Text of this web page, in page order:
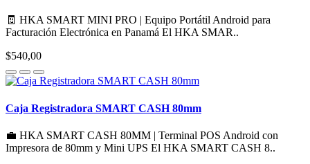
🧾 HKA SMART MINI PRO | Equipo Portátil Android para
Facturación Electrónica en Panamá El HKA SMAR..
$540,00
Caja Registradora SMART CASH 80mm
💼 HKA SMART CASH 80MM | Terminal POS Android con
Impresora de 80mm y Mini UPS El HKA SMART CASH 8..